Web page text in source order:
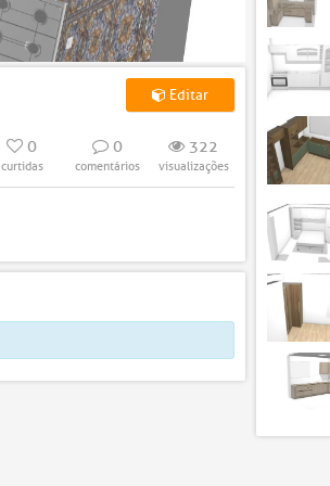
Editar
0
curtidas
0
comentários
322
visualizações